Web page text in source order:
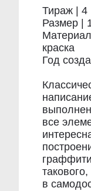
Тираж | 4
Размер |
краска
Год
все
в